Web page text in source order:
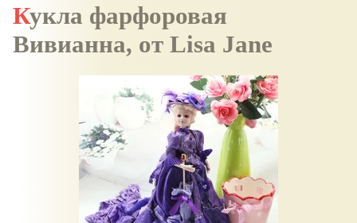
Кукла фарфоровая
Вивианна, от Lisa Jane